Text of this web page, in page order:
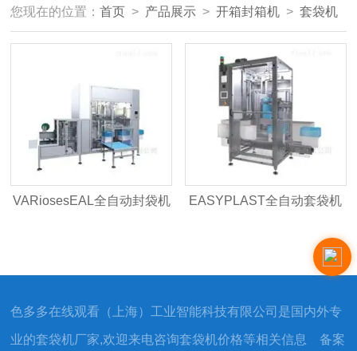
您现在的位置：首页 > 产品展示 >开箱封箱机 >套袋机
VARiosesEAL全自动封袋机 EASYPLAST全自动套袋机
色多多在线观看（上海）工业智能科技有限公司是国内外专
业的套袋机厂家,欢迎来电咨询套袋机价格等相关信息 备案